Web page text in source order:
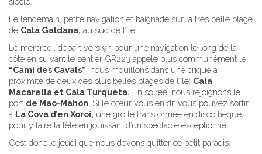
Le lendemain, petite navigation et baignade sur la très belle plage
de Cala Galdana, au sud de l’île.
Le mercredi, départ vers 9h pour une navigation le long de la
côte en suivant le sentier GR223 appelé plus communément le
“Cami des Cavals” , nous mouillons dans une crique à
proximité de deux des plus belles plages de l’île: Cala
Macarella et Cala Turqueta. En soirée, nous rejoignons le
port de Mao-Mahon . Si le cœur vous en dit vous pouvez sortir
à La Cova d’en Xoroi, une grotte transformée en discothèque,
pour y faire la fête en jouissant d’un spectacle exceptionnel.
C’est donc le jeudi que nous devons quitter ce petit paradis.